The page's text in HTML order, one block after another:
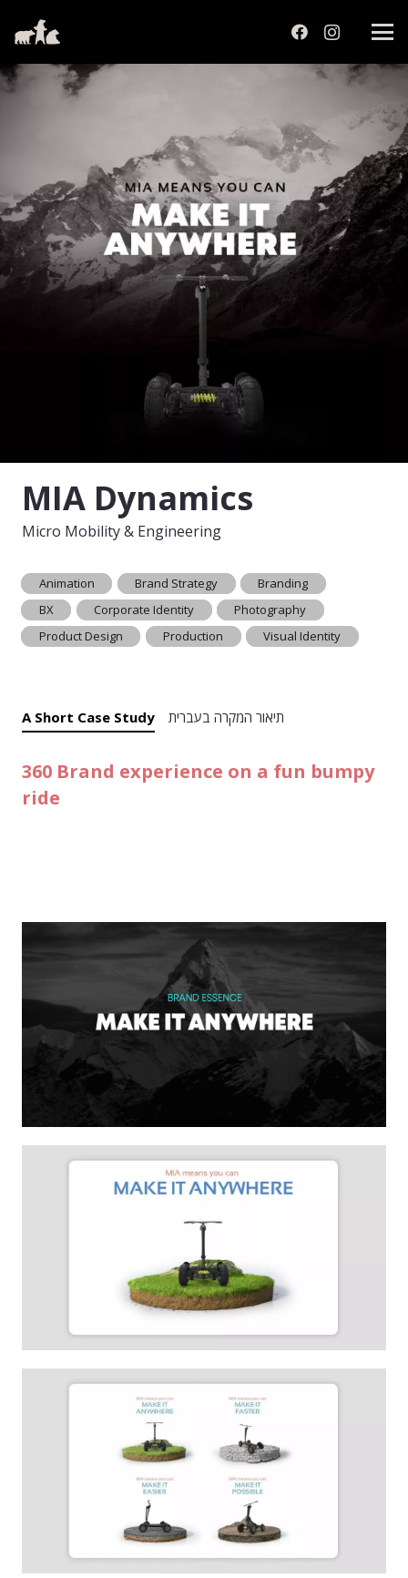
לֵב:
בְּאֲתָר
מֻפְעֶלֶת
מַעֲרֶכֶת
נָגִישׁ
בִּקְלִיק
הַמְּסַיַּעַת
לִנְגִישׁוּת
MIA Dynamics
Micro Mobility & Engineering
Animation Brand Strategy
Branding
BX
Corporate Identity
Photography
Product Design
Production Visual Identity
A Short Case Study תיאור המקרה בעברית
360 Brand experience on a fun bumpy
ride